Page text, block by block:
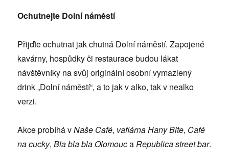
Ochutnejte Dolní náměstí
Přijďte ochutnat jak chutná Dolní náměstí. Zapojené
kavárny, hospůdky či restaurace budou lákat
návštěvníky na svůj originální osobní vymazlený
drink „Dolní náměstí“, a to jak v alko, tak v nealko
verzi.
Akce probíhá vNaše Café, vaflárna Hany Bite, Café
na cucky,Bla bla bla OlomoucaRepublica street bar.